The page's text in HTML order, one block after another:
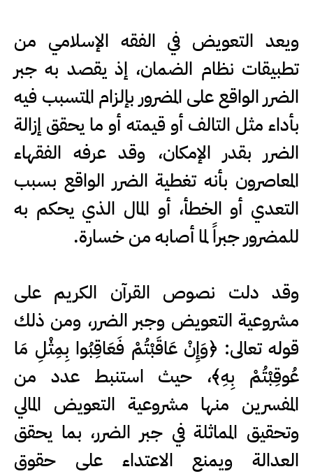
ويعد التعويض في الفقه الإسلامي من
تطبيقات نظام الضمان، إذ يقصد به جبر
الضرر الواقع على المضرور بإلزام المتسبب فيه
بأداء مثل التالف أو قيمته أو ما يحقق إزالة
الضرر بقدر الإمكان، وقد عرفه الفقهاء
المعاصرون بأنه تغطية الضرر الواقع بسبب
التعدي أو الخطأ، أو المال الذي يحكم به
للمضرور جبراً لما أصابه من خسارة.
وقد دلت نصوص القرآن الكريم على
مشروعية التعويض وجبر الضرر، ومن ذلك
قوله تعالى: ﴿وَإِنْ عَاقَبْتُمْ فَعَاقِبُوا بِمِثْلِ مَا
عُوقِبْتُمْ بِهِ﴾، حيث استنبط عدد من
المفسرين منها مشروعية التعويض المالي
وتحقيق المماثلة في جبر الضرر، بما يحقق
العدالة ويمنع الاعتداء على حقوق